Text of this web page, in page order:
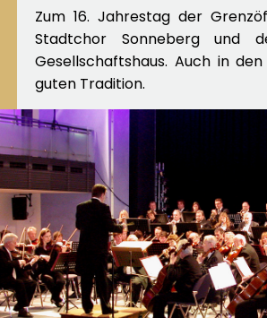
Zum 16. Jahrestag der
Stadtchor Sonneberg und
Gesellschaftshaus. Auch in
guten Tradition.